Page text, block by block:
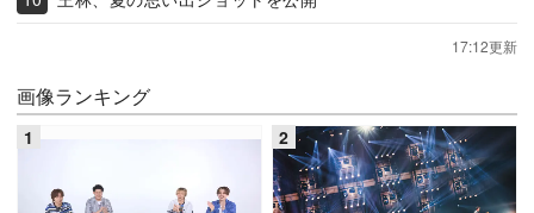
17:12更新
画像ランキング